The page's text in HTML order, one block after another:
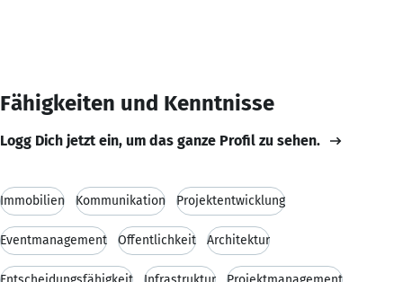
Fähigkeiten und Kenntnisse
Logg Dich jetzt ein, um das ganze Profil zu sehen.
Immobilien Kommunikation Projektentwicklung
Eventmanagement Öffentlichkeit Architektur